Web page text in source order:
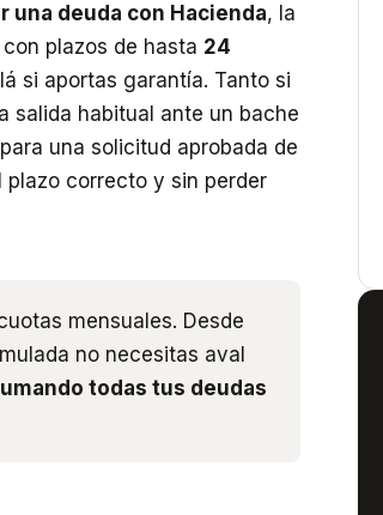
una deuda con Hacienda, la
con plazos de hasta 24
si aportas garantía. Tanto si
salida habitual ante un bache
una solicitud aprobada de
plazo correcto y sin perder
mensuales. Desde
no necesitas aval
todas tus deudas